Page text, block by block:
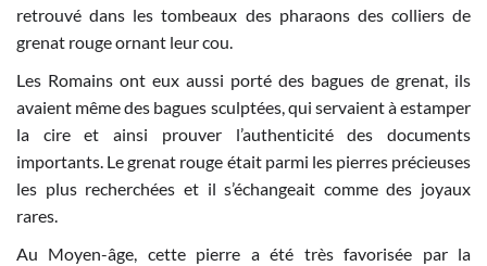
retrouvé dans les tombeaux des pharaons des colliers de
grenat rouge ornant leur cou.
Les Romains ont eux aussi porté des bagues de grenat, ils
avaient même des bagues sculptées, qui servaient à estamper
la cire et ainsi prouver l’authenticité des documents
importants. Le grenat rouge était parmi les pierres précieuses
les plus recherchées et il s’échangeait comme des joyaux
rares.
Au Moyen-âge, cette pierre a été très favorisée par la